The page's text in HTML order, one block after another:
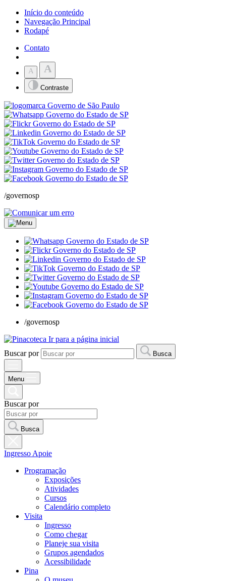
Início do conteúdo
Navegação Principal
Rodapé
Contato
A A
Contraste
/governosp
/governosp
Ir para a página inicial
Buscar por
Busca
Menu
Buscar por
Busca
Ingresso Apoie
Programação
Exposições
Atividades
Cursos
Calendário completo
Visita
Ingresso
Como chegar
Planeje sua visita
Grupos agendados
Acessibilidade
Pina